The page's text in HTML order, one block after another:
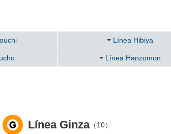
Línea Hibiya
Línea Hanzomon
Línea Ginza （10）